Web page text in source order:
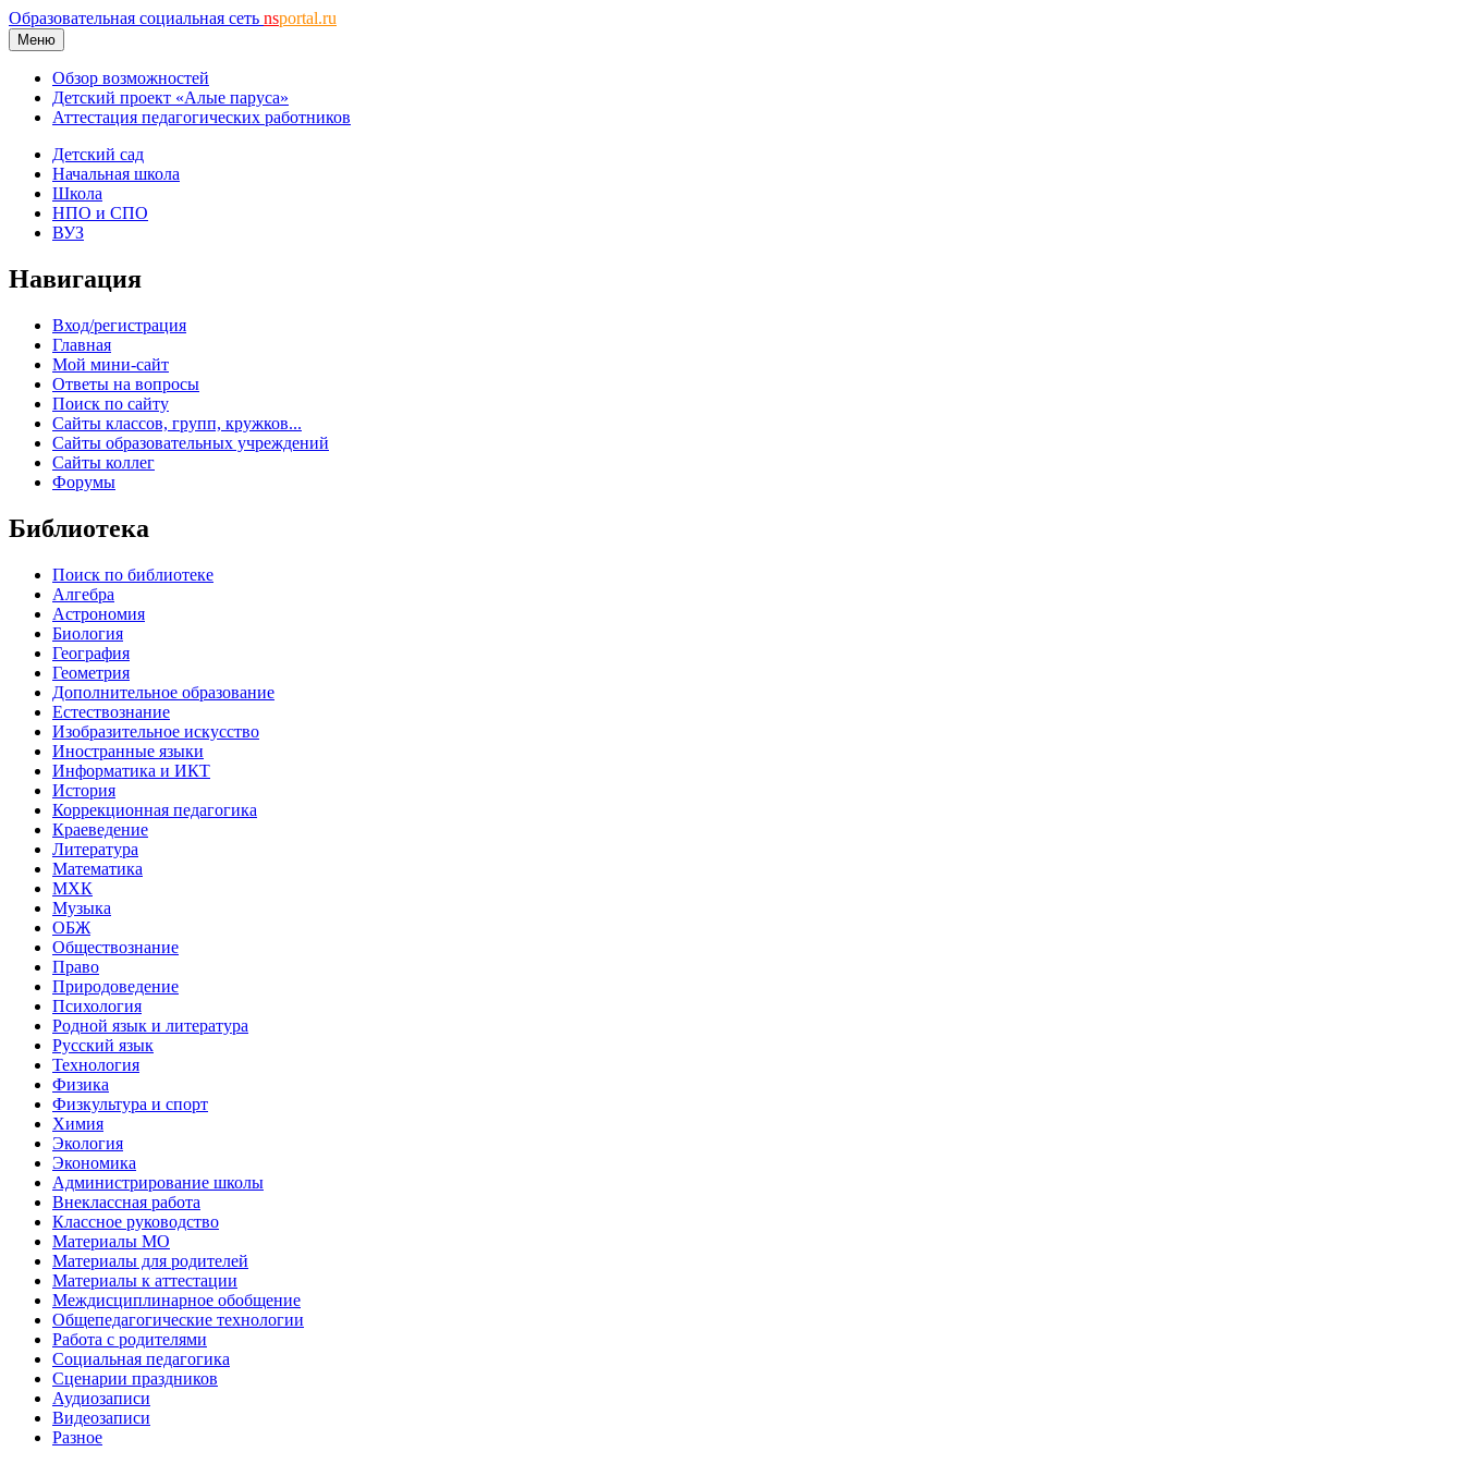
Образовательная социальная сеть nsportal.ru
Меню
Обзор возможностей
Детский проект «Алые паруса»
Аттестация педагогических работников
Детский сад
Начальная школа
Школа
НПО и СПО
ВУЗ
Навигация
Вход/регистрация
Главная
Мой мини-сайт
Ответы на вопросы
Поиск по сайту
Сайты классов, групп, кружков...
Сайты образовательных учреждений
Сайты коллег
Форумы
Библиотека
Поиск по библиотеке
Алгебра
Астрономия
Биология
География
Геометрия
Дополнительное образование
Естествознание
Изобразительное искусство
Иностранные языки
Информатика и ИКТ
История
Коррекционная педагогика
Краеведение
Литература
Математика
МХК
Музыка
ОБЖ
Обществознание
Право
Природоведение
Психология
Родной язык и литература
Русский язык
Технология
Физика
Физкультура и спорт
Химия
Экология
Экономика
Администрирование школы
Внеклассная работа
Классное руководство
Материалы МО
Материалы для родителей
Материалы к аттестации
Междисциплинарное обобщение
Общепедагогические технологии
Работа с родителями
Социальная педагогика
Сценарии праздников
Аудиозаписи
Видеозаписи
Разное